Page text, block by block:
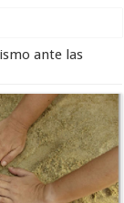
generales
ante las